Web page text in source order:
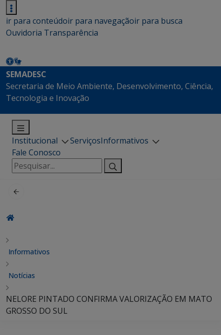
ir para conteúdoir para navegaçãoir para busca
Ouvidoria Transparência
SEMADESC
Secretaria de Meio Ambiente, Desenvolvimento, Ciência,
Tecnologia e Inovação
Institucional ServiçosInformativos
Fale Conosco
Pesquisar
por:
Informativos
Notícias
NELORE PINTADO CONFIRMA VALORIZAÇÃO EM MATO
GROSSO DO SUL